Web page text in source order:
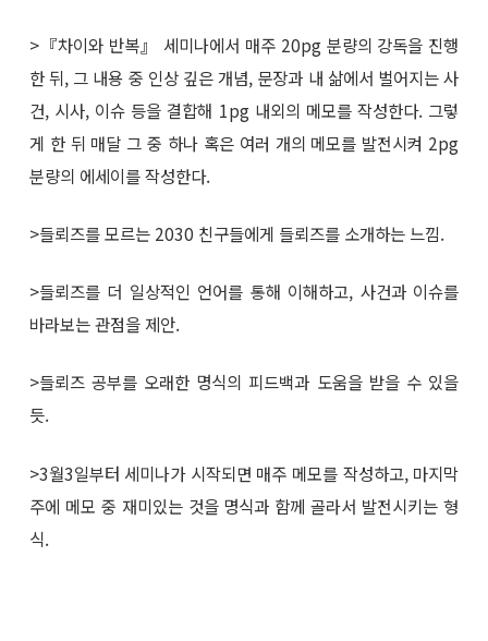
>『차이와 반복』 세미나에서 매주 20pg 분량의 강독을 진행
한 뒤, 그 내용 중 인상 깊은 개념, 문장과 내 삶에서 벌어지는 사
건, 시사, 이슈 등을 결합해 1pg 내외의 메모를 작성한다. 그렇
게 한 뒤 매달 그 중 하나 혹은 여러 개의 메모를 발전시켜 2pg
분량의 에세이를 작성한다.
>들뢰즈를 모르는 2030 친구들에게 들뢰즈를 소개하는 느낌.
>들뢰즈를 더 일상적인 언어를 통해 이해하고, 사건과 이슈를
바라보는 관점을 제안.
>들뢰즈 공부를 오래한 명식의 피드백과 도움을 받을 수 있을
듯.
>3월3일부터 세미나가 시작되면 매주 메모를 작성하고, 마지막
주에 메모 중 재미있는 것을 명식과 함께 골라서 발전시키는 형
식.